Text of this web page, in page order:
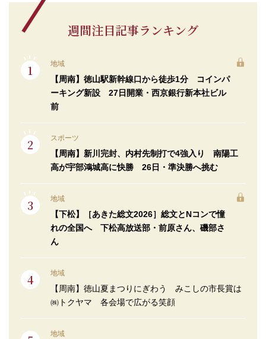
週間注目記事ランキング
地域
【周南】徳山駅新幹線口から徒歩1分 コインパ
ーキング新設 27日開業・西京銀行新本社ビル
前
スポーツ
【周南】新川完封、内村先制打で4強入り 南陽工
高が宇部鴻城高に快勝 26日・準決勝へ挑む
地域
【下松】［あきた総文2026］総文とNコンで憧
れの全国へ 下松高放送部・前原さん、磯部さ
ん
地域
【周南】徳山夏まつりにぎわう みこしの市長賞は
㈱トクヤマ 各会場で広がる笑顔
地域